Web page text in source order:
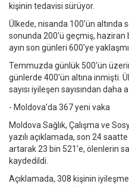
kişinin tedavisi sürüyor.
Ülkede, nisanda 100'ün altında
sonunda 200'ü geçmiş, haziran
ayın son günleri 600'ye
Temmuzda günlük 500'ün
günlerde 400'ün altına inmişti.
sayısı iyileşen sayısından daha
- Moldova’da 367 yeni vaka
Moldova Sağlık, Çalışma ve
yazılı açıklamada, son 24
artarak 23 bin 521’e, ölenlerin
kaydedildi.
Açıklamada, 308 kişinin